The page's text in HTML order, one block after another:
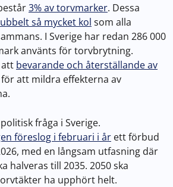
3% av torvmarker. Dessa
så mycket kol som alla
I Sverige har redan 286 000
använts för torvbrytning.
bevarande och återställande av
för att mildra effekterna av
fråga i Sverige.
föreslog i februari i år ett förbud
med en långsam utfasning där
halveras till 2035. 2050 ska
ha upphört helt.